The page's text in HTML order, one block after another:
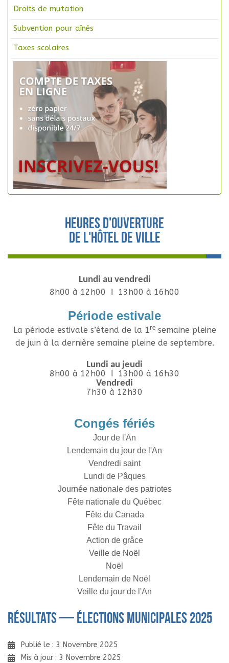
Droits de mutation
Subvention pour aînés
Taxes scolaires
Heures d'ouverture
de l'hôtel de ville
Lundi au vendredi
8h00 à 12h00 Ι 13h00 à 16h00
Période estivale
La période estivale s’étend de la 1 resemaine pleine
de juin à la dernière semaine pleine de septembre.
Lundi au jeudi
8h00 à 12h00 Ι 13h00 à 16h30
Vendredi
7h30 à 12h30
Congés fériés
Jour de l'An
Lendemain du jour de l'An
Vendredi saint
Lundi de Pâques
Journée nationale des patriotes
Fête nationale du Québec
Fête du Canada
Fête du Travail
Action de grâce
Veille de Noël
Noël
Lendemain de Noël
Veille du jour de l'An
Résultats — élections municipales 2025
Publié le : 3 Novembre 2025
Mis à jour : 3 Novembre 2025